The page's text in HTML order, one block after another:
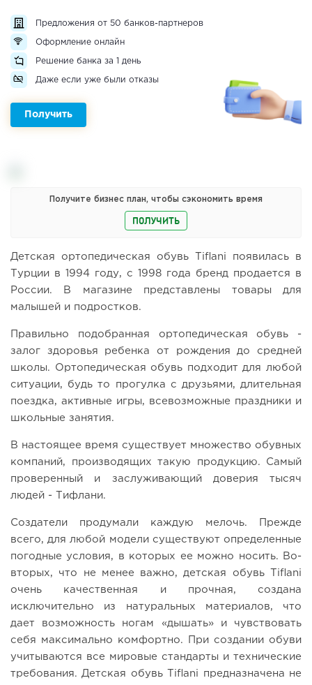
Предложения от 50 банков-партнеров
Оформление онлайн
Решение банка за 1 день
Даже если уже были отказы
Получить
Получите бизнес план, чтобы сэкономить время
ПОЛУЧИТЬ
Детская ортопедическая обувь Tiflani появилась в
Турции в 1994 году, с 1998 года бренд продается в
России. В магазине представлены товары для
малышей и подростков.
Правильно подобранная ортопедическая обувь -
залог здоровья ребенка от рождения до средней
школы. Ортопедическая обувь подходит для любой
ситуации, будь то прогулка с друзьями, длительная
поездка, активные игры, всевозможные праздники и
школьные занятия.
В настоящее время существует множество обувных
компаний, производящих такую ​​продукцию. Самый
проверенный и заслуживающий доверия тысяч
людей - Тифлани.
Создатели продумали каждую мелочь. Прежде
всего, для любой модели существуют определенные
погодные условия, в которых ее можно носить. Во-
вторых, что не менее важно, детская обувь Tiflani
очень качественная и прочная, создана
исключительно из натуральных материалов, что
дает возможность ногам «дышать» и чувствовать
себя максимально комфортно. При создании обуви
учитываются все мировые стандарты и технические
требования. Детская обувь Tiflani предназначена не